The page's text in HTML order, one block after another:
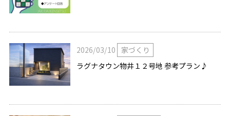
2026/03/10
家づくり
ラグナタウン物井１２号地 参考プラン♪